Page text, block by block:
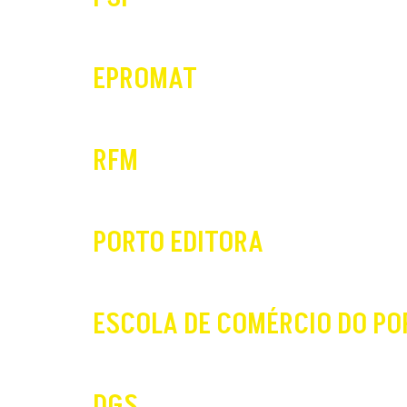
EPROMAT
RFM
PORTO EDITORA
ESCOLA DE COMÉRCIO DO